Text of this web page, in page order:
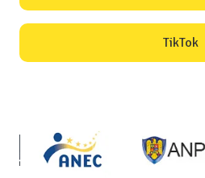
TikTok